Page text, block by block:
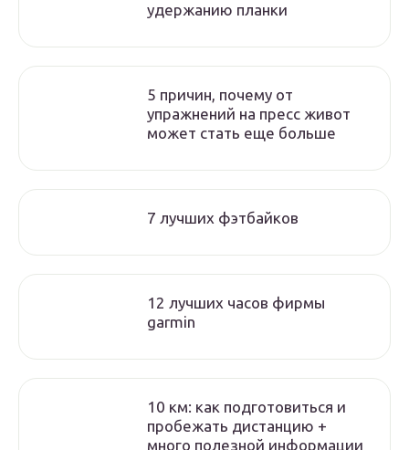
удержанию планки
5 причин, почему от
упражнений на пресс живот
может стать еще больше
7 лучших фэтбайков
12 лучших часов фирмы
garmin
10 км: как подготовиться и
пробежать дистанцию +
много полезной информации